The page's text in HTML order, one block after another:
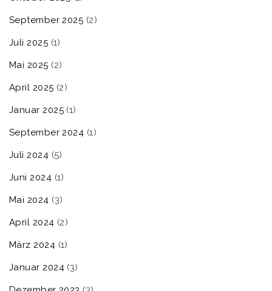
September 2025 (2)
Juli 2025 (1)
Mai 2025 (2)
April 2025 (2)
Januar 2025(1)
September 2024 (1)
Juli 2024 (5)
Juni 2024 (1)
Mai 2024 (3)
April 2024 (2)
März 2024 (1)
Januar 2024(3)